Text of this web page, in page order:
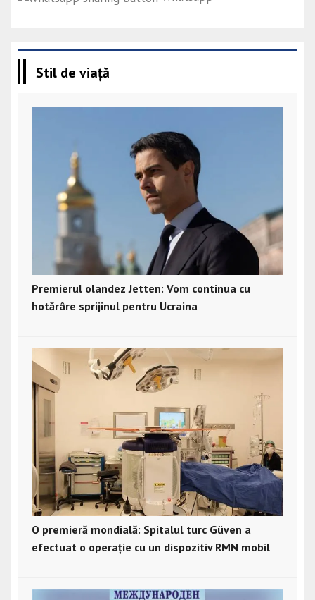
Stil de viață
Premierul olandez Jetten: Vom continua cu
hotărâre sprijinul pentru Ucraina
O premieră mondială: Spitalul turc Güven a
efectuat o operație cu un dispozitiv RMN mobil